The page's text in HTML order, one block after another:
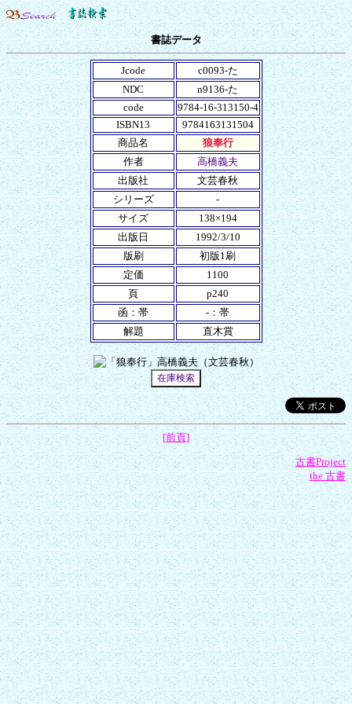
書誌データ
Jcode
c0093-た
NDC
n9136-た
code
9784-16-313150-4
ISBN13
9784163131504
商品名
狼奉行
作者
高橋義夫
出版社
文芸春秋
シリーズ
-
サイズ
138×194
出版日
1992/3/10
版刷
初版1刷
定価
1100
頁
p240
函：帯
-：帯
解題
直木賞
[前頁]
古書Project
the 古書